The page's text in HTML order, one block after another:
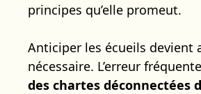
principes qu’elle promeut.
Anticiper les écueils devient
nécessaire. L’erreur
des chartes déconnectées